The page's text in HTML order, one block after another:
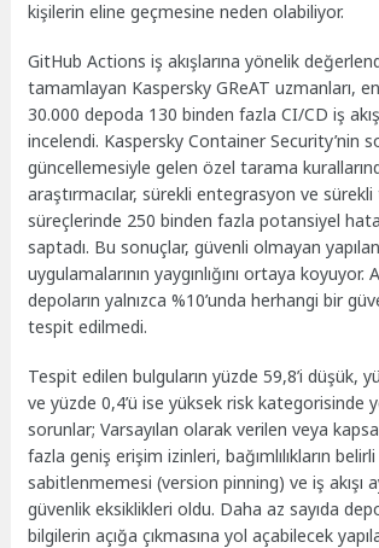
kişilerin eline geçmesine neden olabiliyor.
GitHub Actions iş akışlarına yönelik
tamamlayan Kaspersky GReAT uzmanları, en
30.000 depoda 130 binden fazla CI/CD iş
incelendi. Kaspersky Container Security’nin
güncellemesiyle gelen özel tarama
araştırmacılar, sürekli entegrasyon ve
süreçlerinde 250 binden fazla potansiyel
saptadı. Bu sonuçlar, güvenli olmayan
uygulamalarının yaygınlığını ortaya koyuyor.
depoların yalnızca %10’unda herhangi bir
tespit edilmedi.
Tespit edilen bulguların yüzde 59,8’i düşük,
ve yüzde 0,4’ü ise yüksek risk kategorisinde
sorunlar; Varsayılan olarak verilen veya
fazla geniş erişim izinleri, bağımlılıkların
sabitlenmemesi (version pinning) ve iş akışı
güvenlik eksiklikleri oldu. Daha az sayıda
bilgilerin açığa çıkmasına yol açabilecek